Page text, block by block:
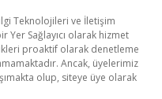
Teknolojileri ve İletişim
Yer Sağlayıcı olarak hizmet
proaktif olarak denetleme
Ancak, üyelerimiz
olup, siteye üye olarak